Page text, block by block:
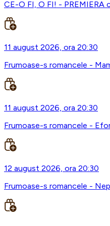
CE-O FI, O FI! -
11 august 2026, ora 20:30
Frumoase-s romancele -
11 august 2026, ora 20:30
Frumoase-s romancele -
12 august 2026, ora 20:30
Frumoase-s romancele -